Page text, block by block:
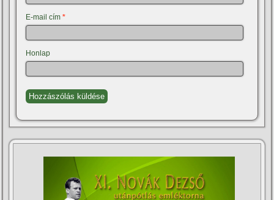
E-mail cím*
Honlap